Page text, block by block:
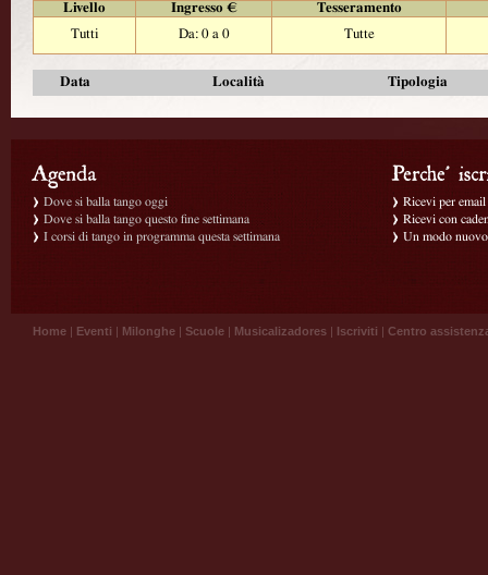
Livello
Ingresso €
Tesseramento
Tutti
Da: 0 a 0 Tutte
Data Località Tipologia
Dove si balla tango oggi
Dove si balla tango questo fine settimana
I corsi di tango in programma questa settimana
Ricevi per
Ricevi con
Un modo
Home | Eventi | Milonghe | Scuole | Musicalizadores | Iscriviti | Centro